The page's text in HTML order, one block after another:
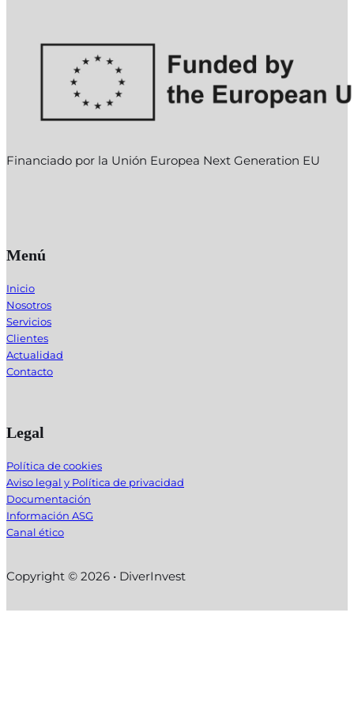
Financiado por la Unión Europea Next Generation EU
Menú
Inicio
Nosotros
Servicios
Clientes
Actualidad
Contacto
Legal
Política de cookies
Aviso legal y Política de privacidad
Documentación
Información ASG
Canal ético
Copyright © 2026 • DiverInvest